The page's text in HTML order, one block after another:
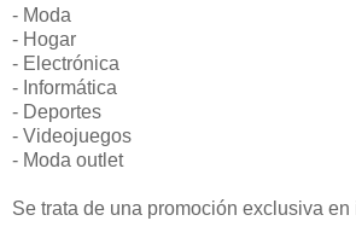
- Moda
- Hogar
- Electrónica
- Informática
- Deportes
- Videojuegos
- Moda outlet
Se trata de una promoción exclusiva en